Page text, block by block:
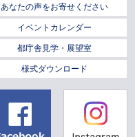
あなたの声をお寄せください
イベントカレンダー
都庁舎見学・展望室
様式ダウンロード
Facebook